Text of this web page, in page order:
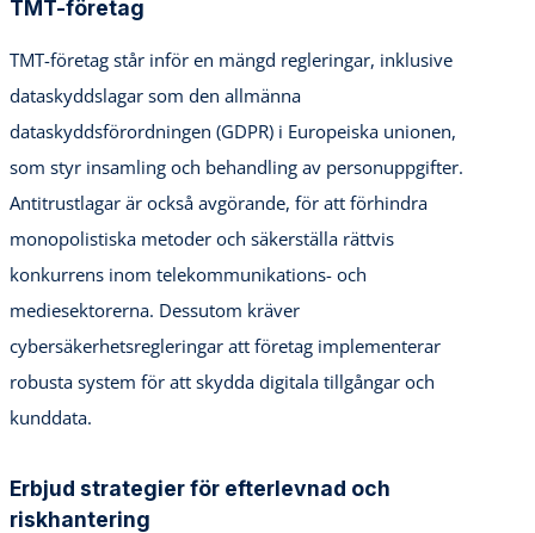
TMT-företag
TMT-företag står inför en mängd regleringar, inklusive
dataskyddslagar som den allmänna
dataskyddsförordningen (GDPR) i Europeiska unionen,
som styr insamling och behandling av personuppgifter.
Antitrustlagar är också avgörande, för att förhindra
monopolistiska metoder och säkerställa rättvis
konkurrens inom telekommunikations- och
mediesektorerna. Dessutom kräver
cybersäkerhetsregleringar att företag implementerar
robusta system för att skydda digitala tillgångar och
kunddata.
Erbjud strategier för efterlevnad och
riskhantering